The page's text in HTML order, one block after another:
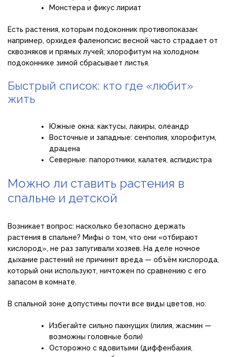
Монстера и фикус лириат
Есть растения, которым подоконник противопоказан:
например, орхидея фаленопсис весной часто страдает от
сквозняков и прямых лучей; хлорофитум на холодном
подоконнике зимой сбрасывает листья.
Быстрый список: кто где «любит»
жить
Южные окна: кактусы, лакиры, олеандр
Восточные и западные: сенполия, хлорофитум,
драцена
Северные: папоротники, калатея, аспидистра
Можно ли ставить растения в
спальне и детской
Возникает вопрос: насколько безопасно держать
растения в спальне? Мифы о том, что они «отбирают
кислород», не раз запугивали хозяев. На деле ночное
дыхание растений не причинит вреда — объём кислорода,
который они используют, ничтожен по сравнению с его
запасом в комнате.
В спальной зоне допустимы почти все виды цветов, но:
Избегайте сильно пахнущих (лилия, жасмин —
возможны головные боли)
Осторожно с ядовитыми (диффенбахия,